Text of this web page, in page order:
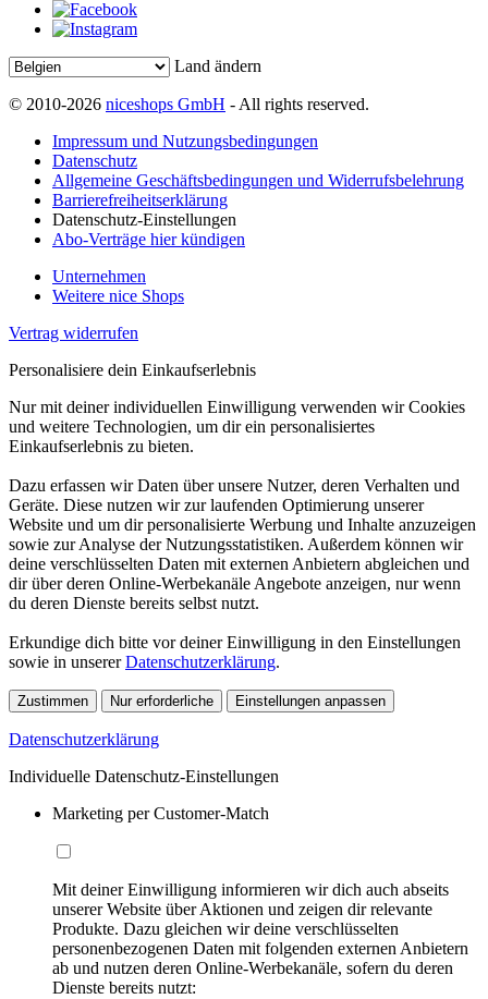
Land ändern
© 2010-2026 niceshops GmbH - All rights reserved.
Impressum und Nutzungsbedingungen
Datenschutz
Allgemeine Geschäftsbedingungen und Widerrufsbelehrung
Barrierefreiheitserklärung
Datenschutz-Einstellungen
Abo-Verträge hier kündigen
Unternehmen
Weitere nice Shops
Vertrag widerrufen
Personalisiere dein Einkaufserlebnis
Nur mit deiner individuellen Einwilligung verwenden wir Cookies
und weitere Technologien, um dir ein personalisiertes
Einkaufserlebnis zu bieten.
Dazu erfassen wir Daten über unsere Nutzer, deren Verhalten und
Geräte. Diese nutzen wir zur laufenden Optimierung unserer
Website und um dir personalisierte Werbung und Inhalte anzuzeigen
sowie zur Analyse der Nutzungsstatistiken. Außerdem können wir
deine verschlüsselten Daten mit externen Anbietern abgleichen und
dir über deren Online-Werbekanäle Angebote anzeigen, nur wenn
du deren Dienste bereits selbst nutzt.
Erkundige dich bitte vor deiner Einwilligung in den Einstellungen
sowie in unsererDatenschutzerklärung.
Zustimmen Nur erforderliche Einstellungen anpassen
Datenschutzerklärung
Individuelle Datenschutz-Einstellungen
Marketing per Customer-Match
Mit deiner Einwilligung informieren wir dich auch abseits
unserer Website über Aktionen und zeigen dir relevante
Produkte. Dazu gleichen wir deine verschlüsselten
personenbezogenen Daten mit folgenden externen Anbietern
ab und nutzen deren Online-Werbekanäle, sofern du deren
Dienste bereits nutzt: